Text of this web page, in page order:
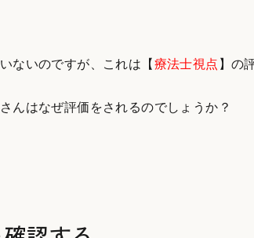
ないのですが、これは【 療法士視点 】の
んはなぜ評価をされるのでしょうか？